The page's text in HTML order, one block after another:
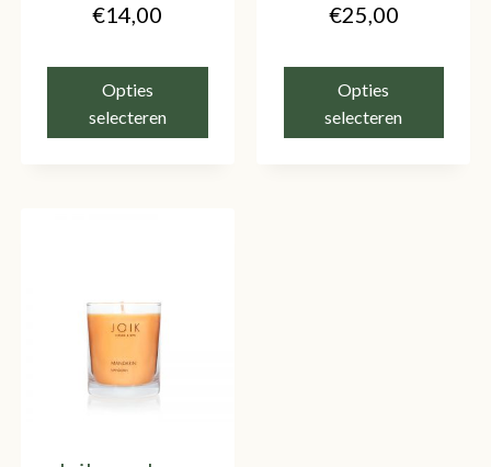
€14,00
Opties
selecteren
€25,00
Opties
selecteren